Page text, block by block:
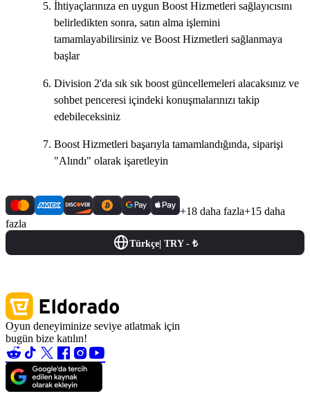
İhtiyaçlarınıza en uygun Boost Hizmetleri sağlayıcısını
belirledikten sonra, satın alma işlemini
tamamlayabilirsiniz ve Boost Hizmetleri sağlanmaya
başlar
Division 2'da sık sık boost güncellemeleri alacaksınız ve
sohbet penceresi içindeki konuşmalarınızı takip
edebileceksiniz
Boost Hizmetleri başarıyla tamamlandığında, siparişi
"Alındı" olarak işaretleyin
+18 daha fazla+15 daha
fazla
Türkçe| TRY - ₺
Oyun deneyiminize seviye atlatmak için
bugün bize katılın!